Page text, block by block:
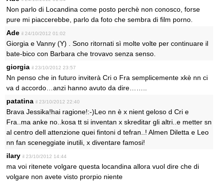
Non parlo di Locandina come posto perchè non conosco, forse
pure mi piaccerebbe, parlo da foto che sembra di film porno.
Ade il 24/10/2012 01:02
Giorgia e Vanny (Y) . Sono ritornati sì molte volte per continuare il
bate-bico con Barbara che trovavo senza senso.
giorgia il 23/10/2012 23:57
Nn penso che in futuro inviterà Cri o Fra semplicemente xkè nn ci
va d accordo…anzi hanno avuto da dire……..
patatina il 23/10/2012 22:40
Brava Jessika!hai ragione!:-)Leo nn è x nient geloso d Cri e
Fra..ma anke no..kosa tt si inventan x skreditar gli altri..e metter sn
al centro dell attenzione quei fintoni d tefran..! Almen Diletta e Leo
nn fan sceneggiate inutili, x diventare famosi!
ilary il 23/10/2012 14:44
ma voi ritenete volgare questa locandina allora vuol dire che di
volgare non avete visto prorpio niente